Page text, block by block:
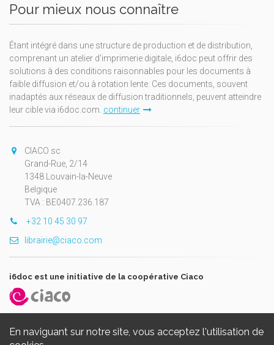
En naviguant sur notre site, vous acceptez l'utilisation de
Pour mieux nous connaître
Étant intégré dans une structure de production et de distribution,
comprenant un atelier d'imprimerie digitale, i6doc peut offrir des
solutions à des conditions raisonnables pour les documents à
faible diffusion et/ou à rotation lente. Ces documents, souvent
inadaptés aux réseaux de diffusion traditionnels, peuvent atteindre
leur cible via i6doc.com. continuer
CIACO sc
Grand-Rue, 2/14
1348 Louvain-la-Neuve
Belgique
TVA : BE0407.236.187
+32 10 45 30 97
librairie@ciaco.com
i6doc est une initiative de la coopérative Ciaco